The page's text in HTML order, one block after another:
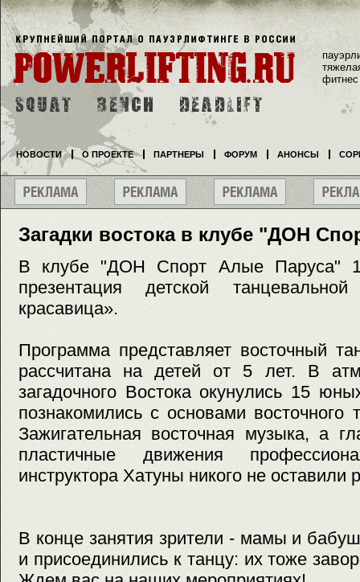
Загадки востока в клубе "ДОН
В клубе "ДОН Спорт Алые Паруса"
презентация детской
красавица».
Программа представляет восточный
рассчитана на детей от 5 лет. В
загадочного Востока окунулись 15
познакомились с основами восточного
Зажигательная восточная музыка, а
пластичные движения
инструктора Хатуны никого не
В конце занятия зрители - мамы и
и присоединились к танцу: их тоже
фитнес
НОВОСТИ О ПРОЕКТЕ ПАРТНЕРЫ ФОРУМ АНОНСЫ